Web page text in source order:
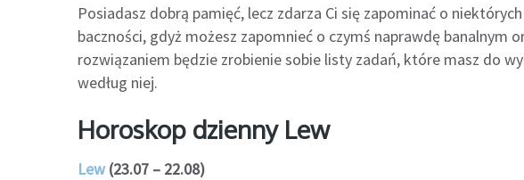
Posiadasz dobrą pamięć, lecz zdarza Ci się zapominać o
baczności, gdyż możesz zapomnieć o czymś naprawdę banalnym
rozwiązaniem będzie zrobienie sobie listy zadań, które masz do
według niej.
Horoskop dzienny Lew
Lew (23.07 – 22.08)